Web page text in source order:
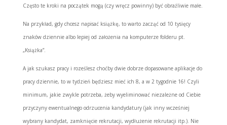
Często te kroki na początek mogą (czy wręcz powinny) być obraźliwie małe.
Na przykład, gdy chcesz napisać książkę, to warto zacząć od 10 tysięcy
znaków dziennie albo lepiej od założenia na komputerze folderu pt.
„Książka”.
A jak szukasz pracy i roześlesz choćby dwie dobrze dopasowane aplikacje do
pracy dziennie, to w tydzień będziesz mieć ich 8, a w 2 tygodnie 16! Czyli
minimum, jakie zwykle potrzeba, żeby wyeliminować niezależne od Ciebie
przyczyny ewentualnego odrzucenia kandydatury (jak inny wcześniej
wybrany kandydat, zamknięcie rekrutacji, wydłużenie rekrutacji itp.). Nie